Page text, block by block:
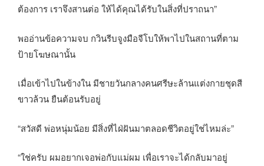
ต้องการ เราจึงสานต่อ ให้ได้คุณได้รับในสิ่งที่ปราถนา”
พออ่านข้อความจบ กวินรีบจูงมือจีโบให้พาไปในสถานที่ตาม
ป้ายโฆษณานั้น
เมื่อเข้าไปในข้างใน มีชายวันกลางคนศรีษะล้านแต่งกายชุดสี
ขาวล้วน ยืนต้อนรับอยู่
“สวัสดี พ่อหนุ่มน้อย มีสิ่งที่ไฝ่ฝันมาตลอดชีวิตอยู่ใช่ไหมล่ะ”
“ใช่ครับ ผมอยากเจอพ่อกับแม่ผม เพื่อเราจะได้กลับมาอยู่